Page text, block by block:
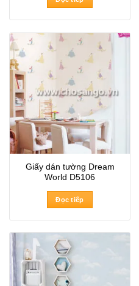
Giấy dán tường Dream
World D5106
Đọc tiếp